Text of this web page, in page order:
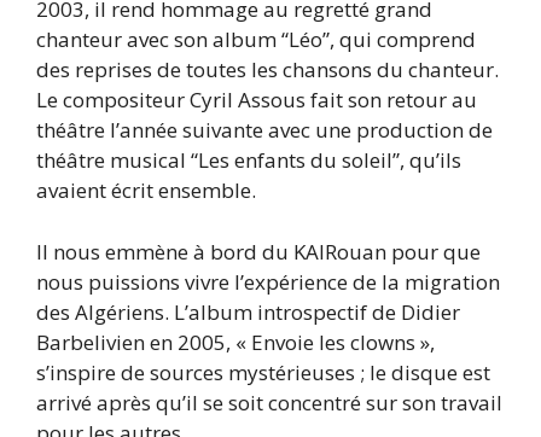
2003, il rend hommage au regretté grand
chanteur avec son album “Léo”, qui comprend
des reprises de toutes les chansons du chanteur.
Le compositeur Cyril Assous fait son retour au
théâtre l’année suivante avec une production de
théâtre musical “Les enfants du soleil”, qu’ils
avaient écrit ensemble.
Il nous emmène à bord du KAIRouan pour que
nous puissions vivre l’expérience de la migration
des Algériens. L’album introspectif de Didier
Barbelivien en 2005, « Envoie les clowns »,
s’inspire de sources mystérieuses ; le disque est
arrivé après qu’il se soit concentré sur son travail